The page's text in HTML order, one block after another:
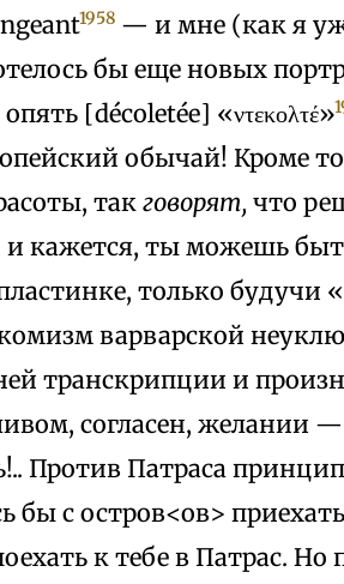
1958— и мне (как я
бы еще новых
[décoletée] «ντεκολτέ»
обычай! Кроме
так говорят, что
и кажется, ты можешь
только будучи
варварской
транскрипции и
согласен, желании
Против Патраса
с остров<ов>
к тебе в Патрас. Но